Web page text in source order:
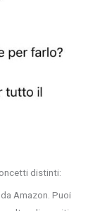
distinti:
Amazon. Puoi